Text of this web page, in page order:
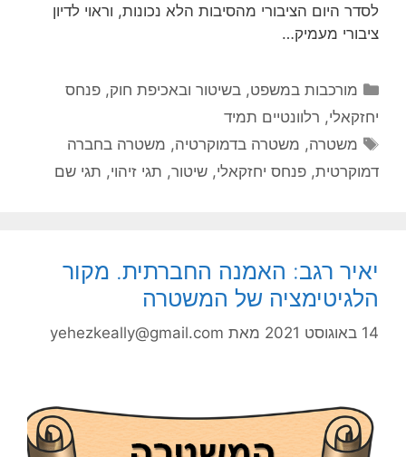
לסדר היום הציבורי מהסיבות הלא נכונות, וראוי לדיון
ציבורי מעמיק…
קטגוריות
מורכבות במשפט, בשיטור ובאכיפת חוק,פנחס
יחזקאלי, רלוונטיים תמיד
תגיות
משטרה, משטרה בדמוקרטיה, משטרה בחברה
דמוקרטית, פנחס יחזקאלי, שיטור, תגי זיהוי, תגי שם
יאיר רגב: האמנה החברתית. מקור
הלגיטימציה של המשטרה
14 באוגוסט 2021 מאת yehezkeally@gmail.com